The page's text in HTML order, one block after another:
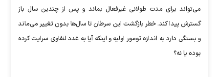
می‌تواند برای مدت طولانی غیرفعال بماند و پس از چندین سال باز
گسترش پیدا کند. خطر بازگشت این سرطان تا سال‌ها بدون تغییر می‌ماند
و بستگی دارد به اندازه تومور اولیه و اینکه آیا به غدد لنفاوی سرایت کرده
بوده یا نه؟